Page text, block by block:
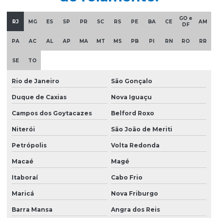
Empresas de manutenção em ponte rolante
Equipamentos swf krantechnik brasil
Fornecedores de cabo de aço
Fornecedores de talha elétrica
Freio para ponte rolante multimarcas
Gancho para ponte rolante
Importadora de equipamento swf
Instalação de barramento blindado
Instalação de nr 12 em pontes rolantes
RJ MG ES SP PR SC RS PE BA CE
GO e
DF
AM
PA AC AL AP MA MT MS PB PI RN RO RR
SE TO
Rio de Janeiro São Gonçalo
Duque de Caxias Nova Iguaçu
Campos dos Goytacazes Belford Roxo
Niterói São João de Meriti
Petrópolis Volta Redonda
Macaé Magé
Itaboraí Cabo Frio
Maricá Nova Friburgo
Barra Mansa Angra dos Reis